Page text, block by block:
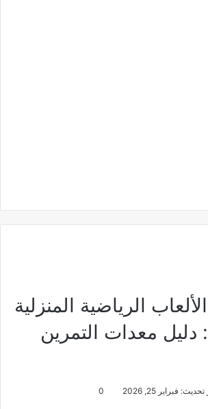
الرياضية المنزلية
دليل معدات التمرين
فبراير 25, 2026 0